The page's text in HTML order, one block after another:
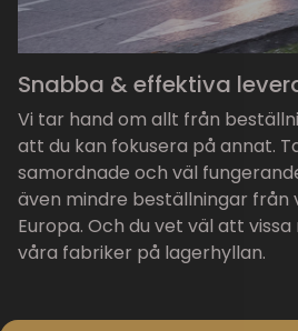
Snabba & effektiva
Vi tar hand om allt från
att du kan fokusera på annat.
samordnade och väl
även mindre beställningar från
Europa. Och du vet väl att
våra fabriker på lagerhyllan.